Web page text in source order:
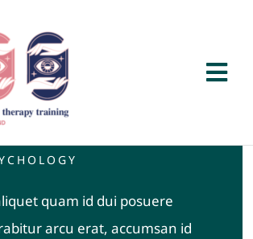
quam id dui posuere
arcu erat, accumsan id